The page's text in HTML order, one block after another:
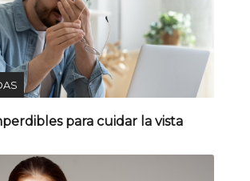
para cuidar la vista